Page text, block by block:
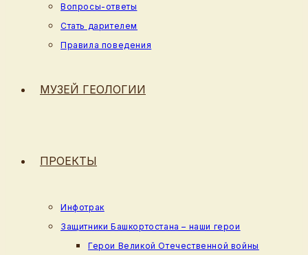
Вопросы-ответы
Стать дарителем
Правила поведения
МУЗЕЙ ГЕОЛОГИИ
ПРОЕКТЫ
Инфотрак
Защитники Башкортостана – наши герои
Герои Великой Отечественной войны